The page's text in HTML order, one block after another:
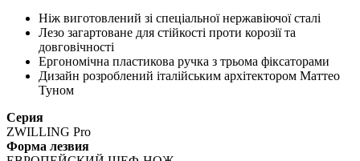
Ніж виготовлений зі спеціальної нержавіючої сталі
Лезо загартоване для стійкості проти корозії та
довговічності
Ергономічна пластикова ручка з трьома фіксаторами
Дизайн розроблений італійським архітектором Маттео
Туном
Серия
ZWILLING Pro
Форма лезвия